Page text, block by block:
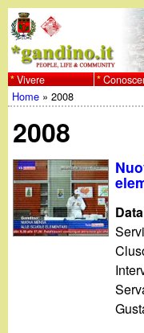
al
w
w
w
.
g
Vivere
Tu
sei
qui
Home »2008
2008